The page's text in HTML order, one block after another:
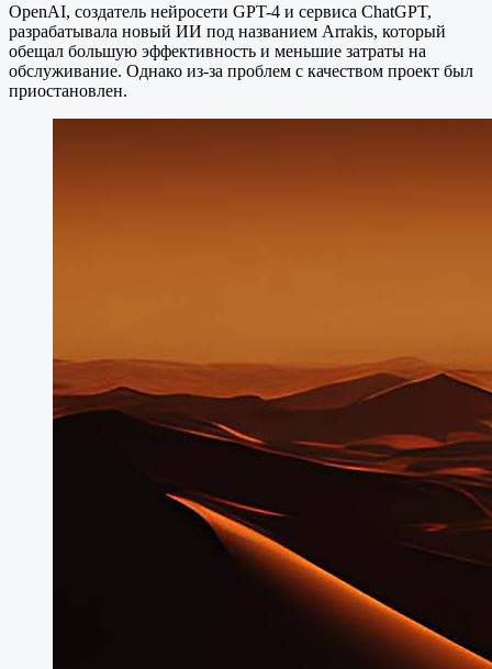
OpenAI, создатель нейросети GPT-4 и сервиса ChatGPT,
разрабатывала новый ИИ под названием Arrakis, который
обещал большую эффективность и меньшие затраты на
обслуживание. Однако из-за проблем с качеством проект был
приостановлен.